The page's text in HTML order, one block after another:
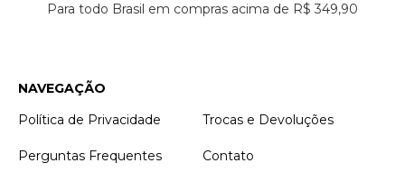
Para todo Brasil em compras acima de R$ 349,90
NAVEGAÇÃO
Política de Privacidade
Trocas e Devoluções
Perguntas Frequentes Contato